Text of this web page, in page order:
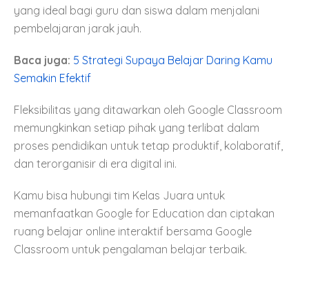
yang ideal bagi guru dan siswa dalam menjalani
pembelajaran jarak jauh.
Baca juga: 5 Strategi Supaya Belajar Daring Kamu
Semakin Efektif
Fleksibilitas yang ditawarkan oleh Google Classroom
memungkinkan setiap pihak yang terlibat dalam
proses pendidikan untuk tetap produktif, kolaboratif,
dan terorganisir di era digital ini.
Kamu bisa hubungi tim Kelas Juara untuk
memanfaatkan Google for Education dan ciptakan
ruang belajar online interaktif bersama Google
Classroom untuk pengalaman belajar terbaik.